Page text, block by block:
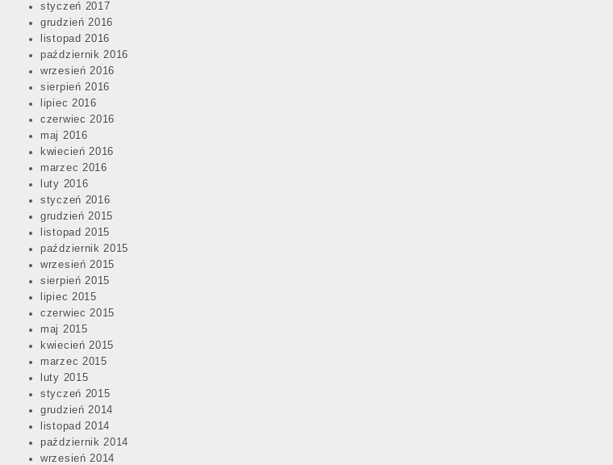
styczeń 2017
grudzień 2016
listopad 2016
październik 2016
wrzesień 2016
sierpień 2016
lipiec 2016
czerwiec 2016
maj 2016
kwiecień 2016
marzec 2016
luty 2016
styczeń 2016
grudzień 2015
listopad 2015
październik 2015
wrzesień 2015
sierpień 2015
lipiec 2015
czerwiec 2015
maj 2015
kwiecień 2015
marzec 2015
luty 2015
styczeń 2015
grudzień 2014
listopad 2014
październik 2014
wrzesień 2014